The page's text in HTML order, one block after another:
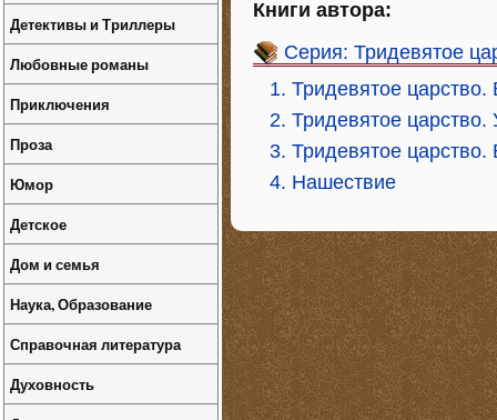
Книги автора:
Серия: Тридевятое
1. Тридевятое царство.
2. Тридевятое царство.
3. Тридевятое царство.
4. Нашествие
Детективы и Триллеры
Любовные романы
Приключения
Проза
Юмор
Детское
Дом и семья
Наука, Образование
Справочная литература
Духовность